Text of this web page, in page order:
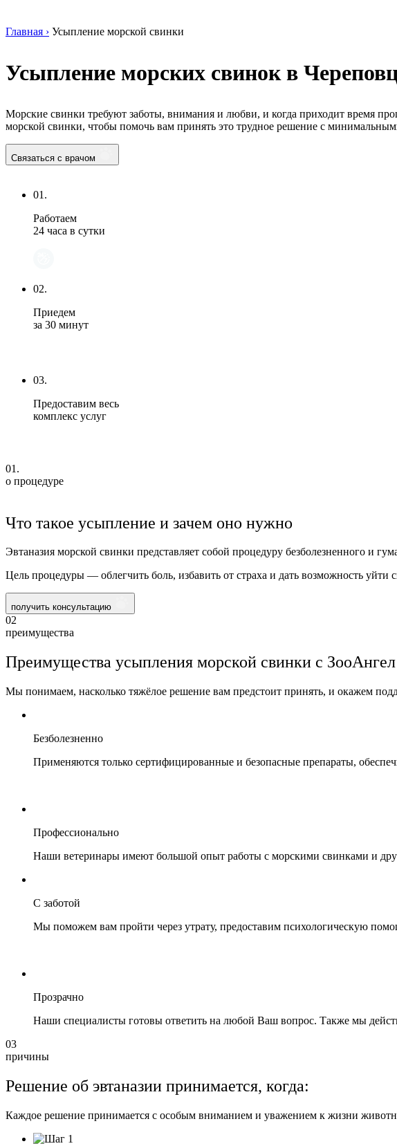
Главная › Усыпление морской свинки
Усыпление морских свинок в
Морские свинки требуют заботы, внимания и любви, и когда приходит время
морской свинки, чтобы помочь вам принять это трудное решение с
Связаться с врачом
01.
Работаем
24 часа в сутки
02.
Приедем
за 30 минут
03.
Предоставим весь
комплекс услуг
01.
о процедуре
Что такое усыпление и зачем оно нужно
Эвтаназия морской свинки представляет собой процедуру безболезненного и
Цель процедуры — облегчить боль, избавить от страха и дать возможность уйти
получить консультацию
02
преимущества
Преимущества усыпления морской свинки с ЗооАнгел
Мы понимаем, насколько тяжёлое решение вам предстоит принять, и окажем
Безболезненно
Применяются только сертифицированные и безопасные препараты,
Профессионально
Наши ветеринары имеют большой опыт работы с морскими свинками и
С заботой
Мы поможем вам пройти через утрату, предоставим психологическую
Прозрачно
Наши специалисты готовы ответить на любой Ваш вопрос. Также мы
03
причины
Решение об эвтаназии принимается, когда:
Каждое решение принимается с особым вниманием и уважением к жизни